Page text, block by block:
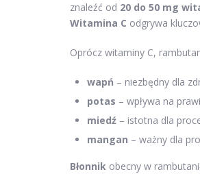
znaleźć od 20 do 50 mg
Witamina C odgrywa
Oprócz witaminy C,
wapń – niezbędny dla
potas – wpływa na
miedź – istotna dla
mangan – ważny dla
Błonnik obecny w